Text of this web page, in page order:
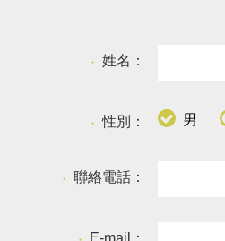
● 姓名：
● 性別： 男
● 聯絡電話：
● E-mail：